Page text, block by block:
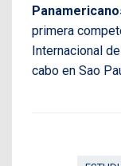
primera
Internacional
cabo en Sao